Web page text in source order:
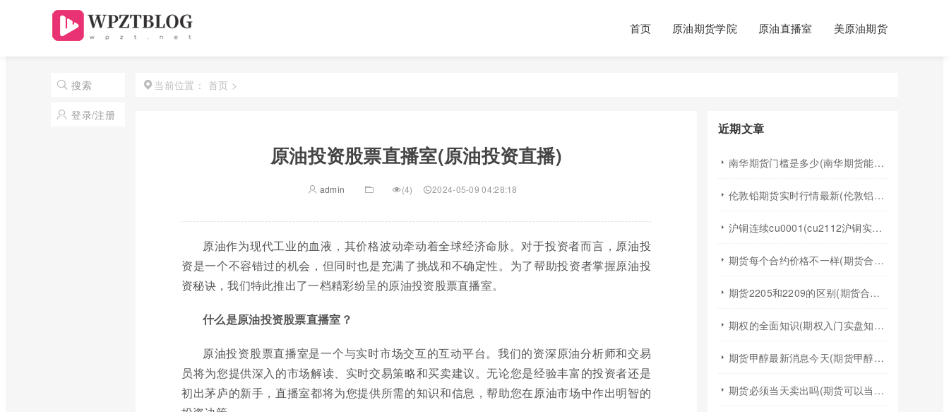
首页 原油期货学院 原油直播室 美原油期货
搜索
登录/注册
当前位置： 首页 >
原油投资股票直播室(原油投资直播)
admin (4) 2024-05-09 04:28:18
原油作为现代工业的血液，其价格波动牵动着全球经济命脉。对于投资者而言，原油投
资是一个不容错过的机会，但同时也是充满了挑战和不确定性。为了帮助投资者掌握原油投
资秘诀，我们特此推出了一档精彩纷呈的原油投资股票直播室。
什么是原油投资股票直播室？
原油投资股票直播室是一个与实时市场交互的互动平台。我们的资深原油分析师和交易
员将为您提供深入的市场解读、实时交易策略和买卖建议。无论您是经验丰富的投资者还是
初出茅庐的新手，直播室都将为您提供所需的知识和信息，帮助您在原油市场中作出明智的
近期文章
南华期货门槛是多少(南华期货能做国际期货吗)
伦敦铅期货实时行情最新(伦敦铝锡期货实时行情)
沪铜连续cu0001(cu2112沪铜实时行情)
期货每个合约价格不一样(期货合约之间的价格差)
期货2205和2209的区别(期货合约2205什么意思)
期权的全面知识(期权入门实盘知识)
期货甲醇最新消息今天(期货甲醇最新消息今天行情)
期货必须当天卖出吗(期货可以当天买入卖出吗)